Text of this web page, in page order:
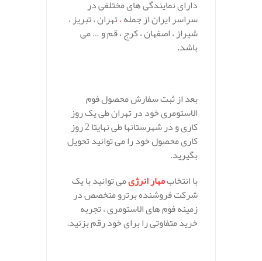
دارای نمایندگی های مختلفی در
سراسر ایران از جمله،تهران ، تبریز ،
شیراز ، اصفهان ، کرج ، قم و … می
باشد.
بعد از ثبت سفارش محصول فوم
الاستومری خود در تهران طی یک روز
کاری و در شهرستانها طی نهایتا 2 روز
کاری محصول خود را می توانید تحویل
بگیرید.
با انتخابمهار انرژیمی توانید با یک
شرکت فروشنده برترو متخصص در
زمینه فوم های الاستومری ، تجربه
خرید متفاوتی را برای خود رقم بزنید.